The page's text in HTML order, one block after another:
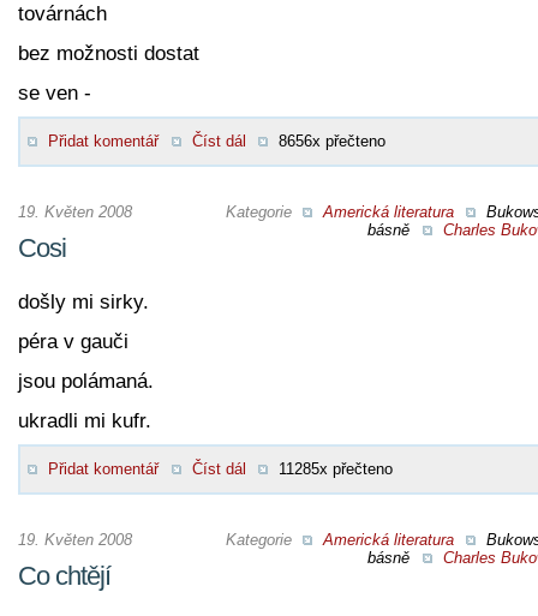
továrnách
bez možnosti dostat
se ven -
Přidat komentář Číst dál 8656x přečteno
Kategorie Americká literatura
básně
Charles
19. Květen 2008
Cosi
došly mi sirky.
péra v gauči
jsou polámaná.
ukradli mi kufr.
Přidat komentář Číst dál 11285x přečteno
Kategorie Americká literatura
básně
Charles
19. Květen 2008
Co chtějí